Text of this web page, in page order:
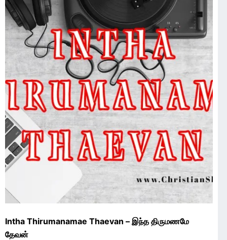
Intha Thirumanamae Thaevan – இந்த திருமணமே
தேவன்